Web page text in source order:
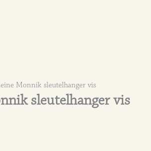
Monnik sleutelhanger vis
sleutelhanger vis